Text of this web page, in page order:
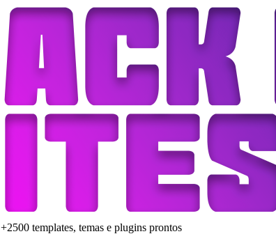
+2500 templates, temas e plugins prontos